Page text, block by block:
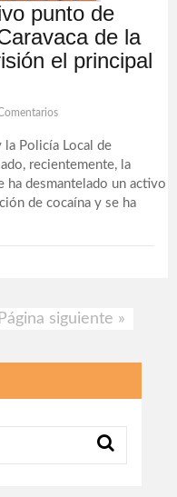
punto de
de la
el principal
Policía Local de
recientemente, la
ha desmantelado un activo
de cocaína y se ha
Página siguiente »